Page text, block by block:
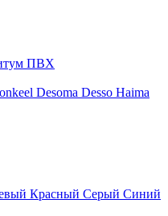
ПВХ
Desoma Desso Haima
Красный Серый Синий